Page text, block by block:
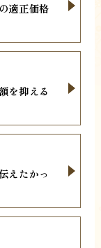
適正価格
を抑える
えたかっ